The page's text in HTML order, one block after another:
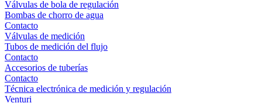
Válvulas de bola de regulación
Bombas de chorro de agua
Contacto
Válvulas de medición
Tubos de medición del flujo
Contacto
Accesorios de tuberías
Contacto
Técnica electrónica de medición y regulación
Venturi